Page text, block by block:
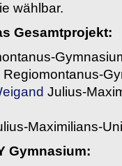
wählbar.
Gesamtprojekt:
Regiomontanus-
Julius-
Maximilians-
Gymnasium: